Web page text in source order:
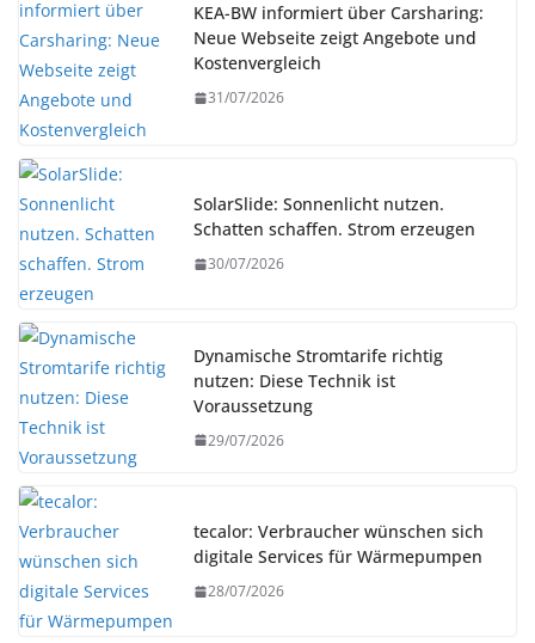
KEA-BW informiert über Carsharing:
Neue Webseite zeigt Angebote und
Kostenvergleich
31/07/2026
SolarSlide: Sonnenlicht nutzen.
Schatten schaffen. Strom erzeugen
30/07/2026
Dynamische Stromtarife richtig
nutzen: Diese Technik ist
Voraussetzung
29/07/2026
tecalor: Verbraucher wünschen sich
digitale Services für Wärmepumpen
28/07/2026